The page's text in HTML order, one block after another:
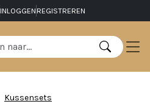
INLOGGEN REGISTREREN
Kussensets